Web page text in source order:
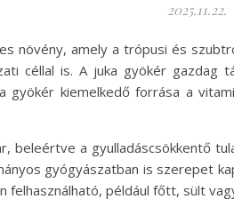
2025.11.22.
növény, amely a trópusi és
céllal is. A juka gyökér
gyökér kiemelkedő forrása a
beleértve a gyulladáscsökkentő
gyógyászatban is szerepet
felhasználható, például főtt, sült